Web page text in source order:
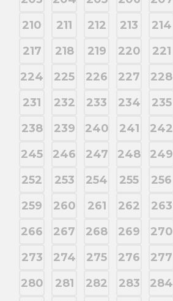
210
211 212 213 214
217
218 219 220 221
224
225 226 227 228
231
232 233 234 235
238
239 240 241 242
245
246 247 248 249
252
253 254 255 256
259
260 261 262 263
266
267 268 269 270
273
274 275 276 277
280
281 282 283 284